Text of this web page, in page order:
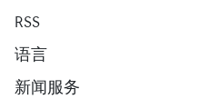
RSS
语言
新闻服务